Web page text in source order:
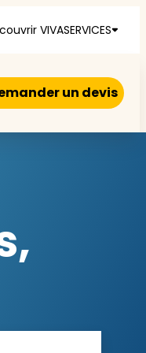
VIVASERVICES
un devis